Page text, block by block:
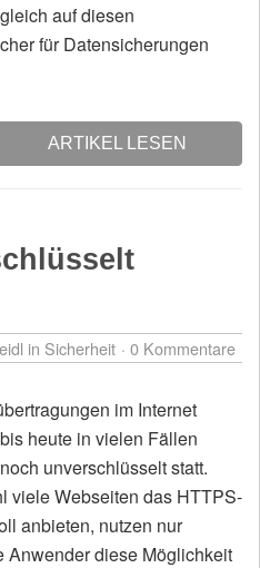
auf diesen
für Datensicherungen
ARTIKEL LESEN
in Sicherheit 0 Kommentare
im Internet
heute in vielen Fällen
unverschlüsselt statt.
viele Webseiten das HTTPS-
anbieten, nutzen nur
Anwender diese Möglichkeit